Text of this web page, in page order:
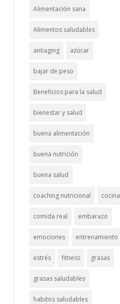
Alimentación sana
Alimentos saludables
antiaging azúcar
bajar de peso
Beneficios para la salud
bienestar y salud
buena alimentación
buena nutrición
buena salud
coaching nutricional cocina
comida real embarazo
emociones entrenamiento
estrés fitness grasas
grasas saludables
habitos saludables